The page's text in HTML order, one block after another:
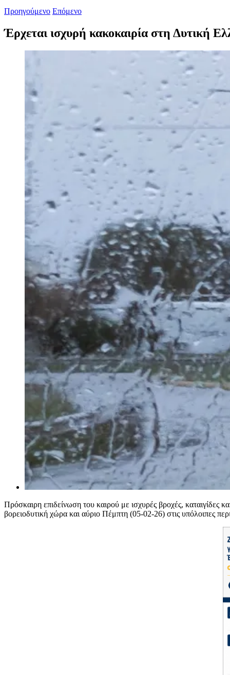
Προηγούμενο Επόμενο
Έρχεται ισχυρή κακοκαιρία στη Δυτική
Πρόσκαιρη επιδείνωση του καιρού με ισχυρές βροχές,
βορειοδυτική χώρα και αύριο Πέμπτη (05-02-26) στις υπόλοιπες